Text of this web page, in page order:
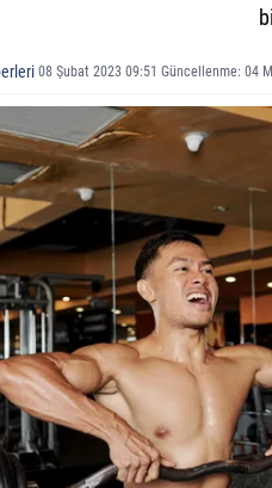
08 Şubat 2023 09:51 Güncellenme: 04